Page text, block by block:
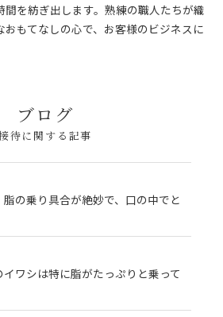
間を紡ぎ出します。熟練の職人たちが織
おもてなしの心で、お客様のビジネスに
ブログ
待に関する記事
の乗り具合が絶妙で、口の中でと
ワシは特に脂がたっぷりと乗って